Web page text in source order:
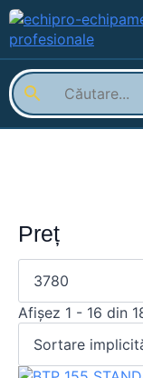
Preț
Preț
minim
Preț
maxim
Afișez 1 - 16 din